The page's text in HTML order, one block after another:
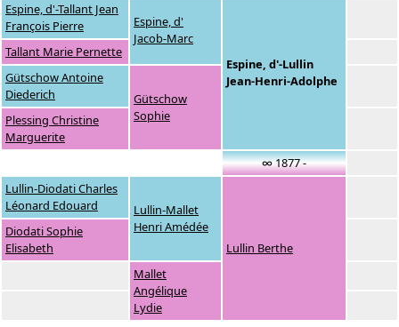
Espine, d'-Tallant Jean
François Pierre
Espine, d'
Jacob-Marc
Espine, d'-Lullin
Jean-Henri-Adolphe
Tallant Marie Pernette
Gütschow Antoine
Diederich
Gütschow
Sophie
Plessing Christine
Marguerite
∞ 1877 -
Lullin-Diodati Charles
Léonard Edouard
Lullin-Mallet
Henri Amédée
Lullin Berthe
Diodati Sophie
Elisabeth
Mallet
Angélique
Lydie